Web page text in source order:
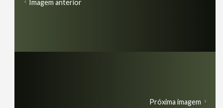
Imagem anterior
Próxima imagem